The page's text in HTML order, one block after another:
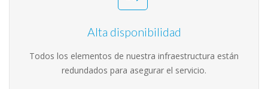
Alta disponibilidad
Todos los elementos de nuestra infraestructura están
redundados para asegurar el servicio.